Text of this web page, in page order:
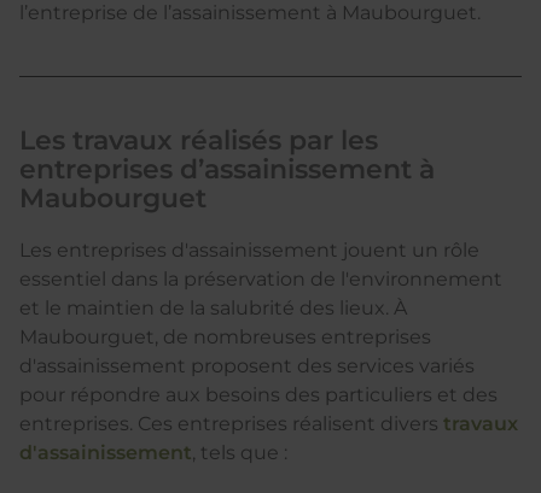
l’entreprise de l’assainissement à Maubourguet.
Les travaux réalisés par les
entreprises d’assainissement à
Maubourguet
Les entreprises d'assainissement jouent un rôle
essentiel dans la préservation de l'environnement
et le maintien de la salubrité des lieux. À
Maubourguet, de nombreuses entreprises
d'assainissement proposent des services variés
pour répondre aux besoins des particuliers et des
entreprises. Ces entreprises réalisent divers travaux
d'assainissement, tels que :